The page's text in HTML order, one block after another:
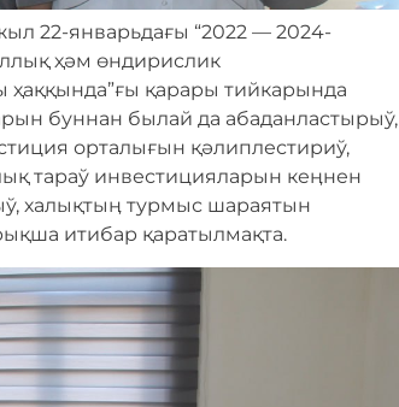
22-январьдағы “2022 — 2024-
ҳәм өндирислик
қарары тийкарында
буннан былай да абаданластырыў,
орталығын қәлиплестириў,
тараў инвестицияларын кеӊнен
халықтыӊ турмыс шараятын
итибар қаратылмақта.